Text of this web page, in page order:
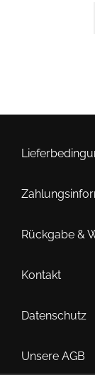
Rückgabe &
Kontakt
Datenschutz
Unsere AGB